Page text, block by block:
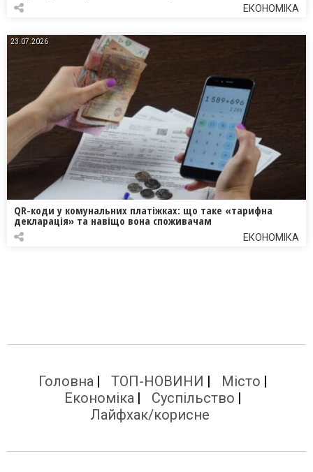
ЕКОНОМІКА
23.07.2026
QR-коди у комунальних платіжках: що таке «тарифна
декларація» та навіщо вона споживачам
ЕКОНОМІКА
Головна ТОП-НОВИНИ
Місто
Економіка
Суспільство
Лайфхак/корисне